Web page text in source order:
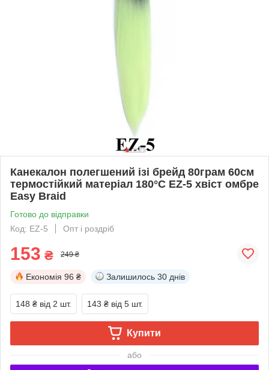
Канекалон полегшений ізі брейд 80грам 60см
термостійкий матеріал 180°C EZ-5 хвіст омбре
Easy Braid
Готово до відправки
Код: EZ-5
Опт і роздріб
153 ₴ 249 ₴
Економія 96 ₴ Залишилось 30 днів
148 ₴ від 2 шт. 143 ₴ від 5 шт.
Купити
або